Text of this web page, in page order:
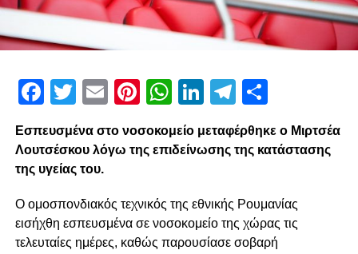
Facebook
Twitter
EmailPinterest
WhatsApp
LinkedInTelegram
Εσπευσμένα στο νοσοκομείο μεταφέρθηκε ο Μιρτσέα
Λουτσέσκου λόγω της επιδείνωσης της κατάστασης
της υγείας του.
Ο ομοσπονδιακός τεχνικός της εθνικής Ρουμανίας
εισήχθη εσπευσμένα σε νοσοκομείο της χώρας τις
τελευταίες ημέρες, καθώς παρουσίασε σοβαρή